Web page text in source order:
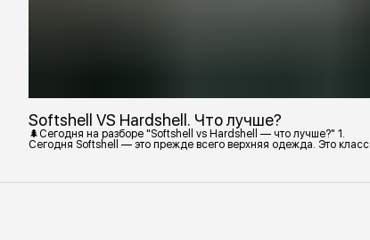
Softshell VS Hardshell. Что лучше?
🌲Сегодня на разборе "Softshell vs Hardshell — что лучше?" 1.
Сегодня Softshell — это прежде всего верхняя одежда. Это класс